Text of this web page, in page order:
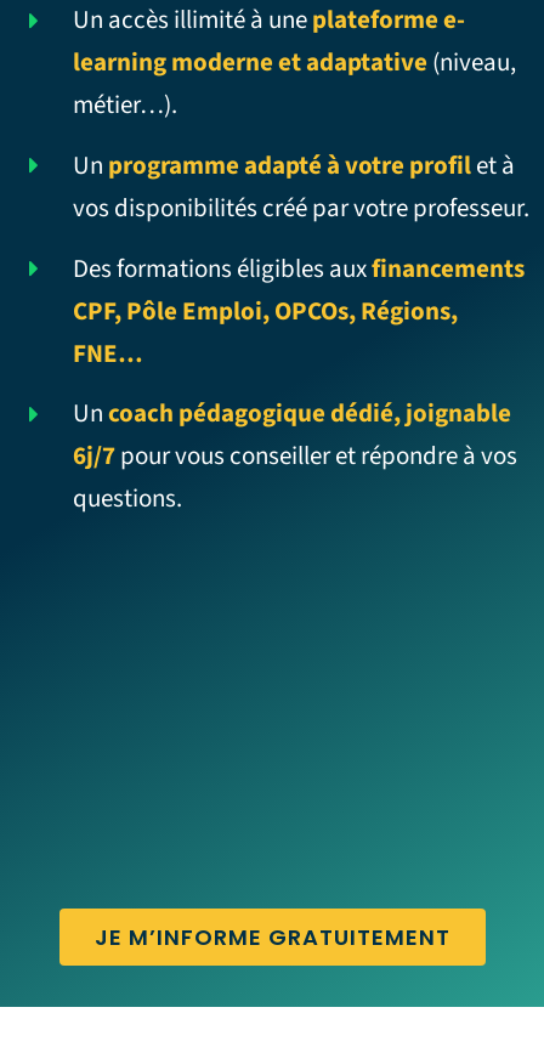
Un accès illimité à uneplateforme e-
learning moderne et adaptative (niveau,
métier…).
Un programme adapté à votre profilet à
vos disponibilités créé par votre professeur.
Des formations éligibles auxfinancements
CPF, Pôle Emploi, OPCOs, Régions,
FNE…
Uncoach pédagogique dédié, joignable
6j/7pour vous conseiller et répondre à vos
questions.
JE M’INFORME GRATUITEMENT